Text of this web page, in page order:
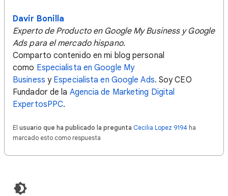
Davir Bonilla
Experto de Producto en Google My Business y Google
Ads para el mercado hispano.
Comparto contenido en mi blog personal
como Especialista en Google My
Business y Especialista en Google Ads. Soy CEO
Fundador de la Agencia de Marketing Digital
ExpertosPPC.
El usuario que ha publicado la pregunta Cecilia Lopez 9194 ha
marcado esto como respuesta